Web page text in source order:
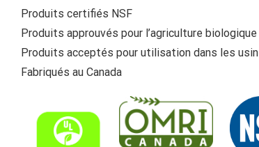
Produits certifiés NSF
Produits approuvés pour l’agriculture biologique
Produits acceptés pour utilisation dans les
Fabriqués au Canada